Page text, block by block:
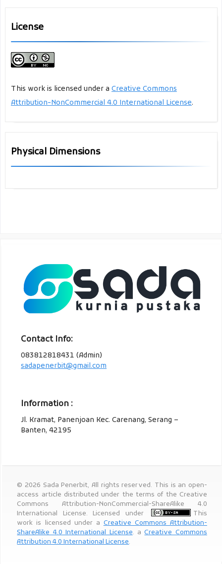
License
This work is licensed under a Creative Commons
Attribution-NonCommercial 4.0 International License.
Physical Dimensions
Contact Info:
083812818431 (Admin)
sadapenerbit@gmail.com
Information :
Jl. Kramat, Panenjoan Kec. Carenang, Serang –
Banten, 42195
© 2026 Sada Penerbit, All rights reserved. This is an open-
access article distributed under the terms of the Creative
Commons Attribution-NonCommercial-ShareAlike 4.0
International License. Licensed under
This
work is licensed under a Creative Commons Attribution-
ShareAlike 4.0 International License. aCreative Commons
Attribution 4.0 International License.